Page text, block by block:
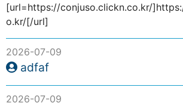
[url=https://conjuso.clickn.co.kr/
o.kr/[/url]
2026-07-09
adfaf
2026-07-09